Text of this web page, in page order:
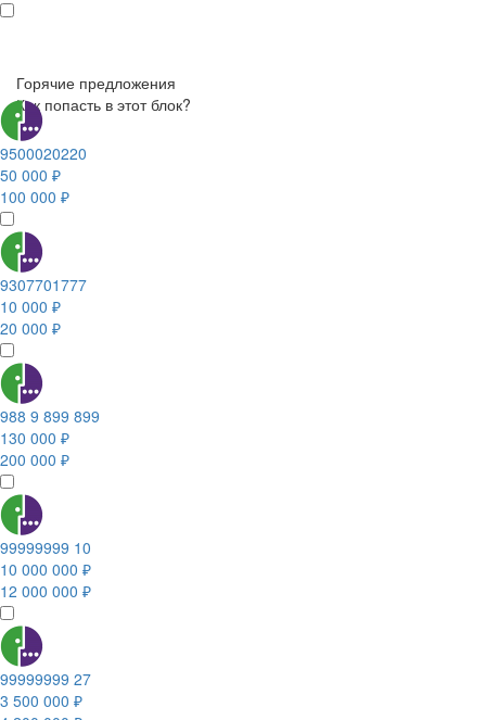
Горячие предложения
Как попасть в этот блок?
9500020220
50 000 ₽
100 000 ₽
9307701777
10 000 ₽
20 000 ₽
988 9 899 899
130 000 ₽
200 000 ₽
99999999 10
10 000 000 ₽
12 000 000 ₽
99999999 27
3 500 000 ₽